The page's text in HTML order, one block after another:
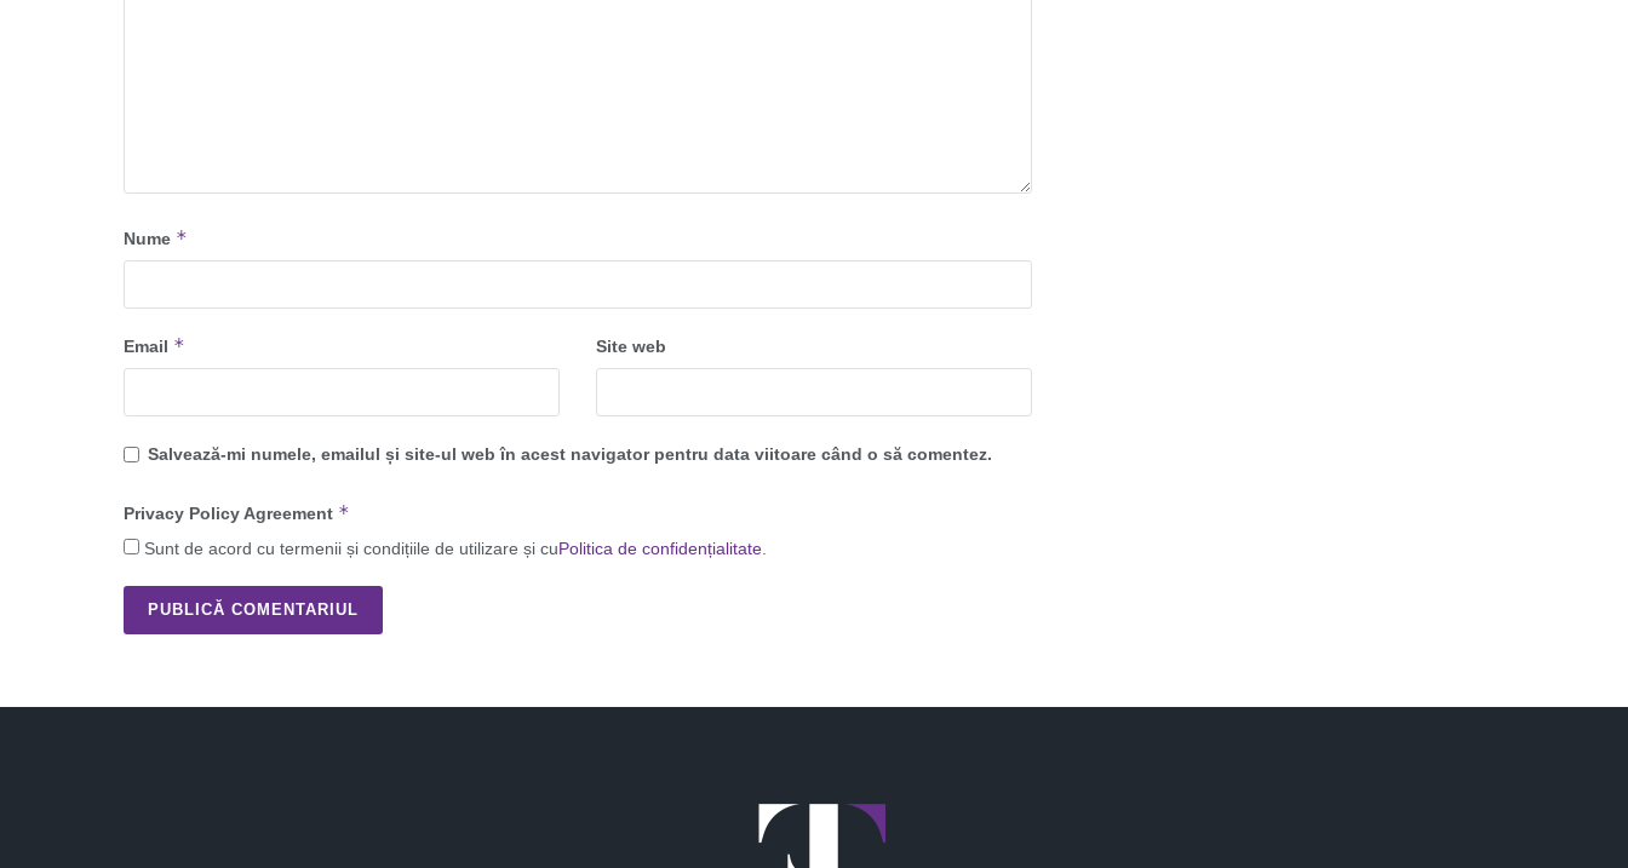
Nume *
Email * Site web
Salvează-mi numele, emailul și site-ul web în acest navigator pentru data viitoare când o să comentez.
Privacy Policy Agreement *
Sunt de acord cu termenii și condițiile de utilizare și cuPolitica de confidențialitate